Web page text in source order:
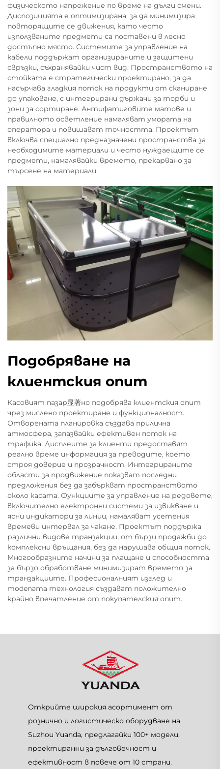
физическото напрежение по време на дълги смени.
Диспозицията е оптимизирана, за да минимизира
повторящите се движения, като често
използваните предмети са поставени в лесно
достъпно място. Системите за управление на
кабели поддържат организираните и защитени
свръзки, съхранявайки чист вид. Пространството на
стойката е стратегически проектирано, за да
насърчава гладкия поток на продукти от сканиране
до упаковане, с интегрирани държачи за торби и
зони за сортиране. Антифатиговите матове и
правилното осветление намаляват умората на
оператора и повишават точността. Проектът
включва специално предназначени пространства за
необходимите материали и често нуждаещите се
предмети, намалявайки времето, прекарвано за
търсене на материали.
Подобряване на
клиентския опит
Касовият пазар显著но подобрява клиентския опит
чрез мислено проектиране и функционалност.
Отворената планировка създава прилична
атмосфера, запазвайки ефективен поток на
трафика. Дисплеите за клиенти предоставят
реално време информация за преводите, което
строя доверие и прозрачност. Интегрираните
области за продвижение показват последни
предложения без да забъркват пространството
около касата. Функциите за управление на редовете,
включително електронни системи за извикване и
ясни индикатори за линии, намаляват усетения
времеви интервал за чакане. Проектът поддържа
различни видове транзакции, от бързи продажби до
комплексни връщания, без да нарушава общия поток.
Многообразните начини за плащане и способността
за бързо обработване минимизират времето за
транзакциите. Професионалният изглед и
modenата технология създават положително
крайно впечатление от покупателския опит.
Открийте широкия асортимент от
рознично и логистическо оборудване на
Suzhou Yuanda, предлагайки 100+ модели,
проектиранни за дълговечност и
ефективност в повече от 10 страни.